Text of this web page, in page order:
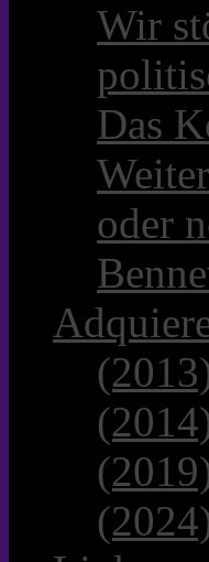
Wir
Das
oder